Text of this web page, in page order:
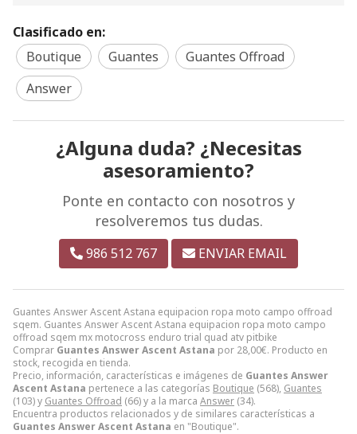
Guantes Answer Ascent Astana equipacion ropa moto campo offroad
sqem. Guantes Answer Ascent Astana equipacion ropa moto campo
offroad sqem mx motocross enduro trial quad atv pitbike
Comprar Guantes Answer Ascent Astana por 28,00€. Producto en
stock, recogida en tienda.
Precio, información, características e imágenes de Guantes Answer
Ascent Astana pertenece a las categorías Boutique (568), Guantes
(103) y Guantes Offroad (66) y a la marca Answer (34).
Encuentra productos relacionados y de similares características a
Guantes Answer Ascent Astana en "Boutique".
Clasificado en:
Boutique
Guantes
Guantes Offroad
Answer
¿Alguna duda? ¿Necesitas
asesoramiento?
Ponte en contacto con nosotros y
resolveremos tus dudas.
986 512 767 ENVIAR EMAIL